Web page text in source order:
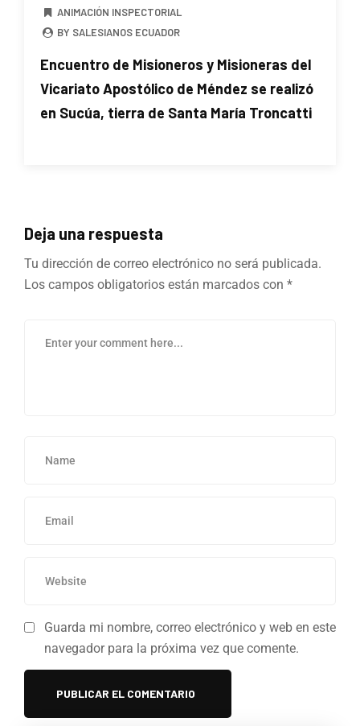
ANIMACIÓN INSPECTORIAL
BY SALESIANOS ECUADOR
Encuentro de Misioneros y Misioneras del
Vicariato Apostólico de Méndez se realizó
en Sucúa, tierra de Santa María Troncatti
Deja una respuesta
Tu dirección de correo electrónico no será publicada.
Los campos obligatorios están marcados con *
Guarda mi nombre, correo electrónico y web en este
navegador para la próxima vez que comente.